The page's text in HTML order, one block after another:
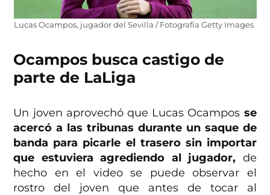
Lucas Ocampos, jugador del Sevilla / Fotografía Getty Images
Ocampos busca castigo de
parte de LaLiga
Un joven aprovechó que Lucas Ocampos se
acercó a las tribunas durante un saque de
banda para picarle el trasero sin importar
que estuviera agrediendo al jugador, de
hecho en el video se puede observar el
rostro del joven que antes de tocar al